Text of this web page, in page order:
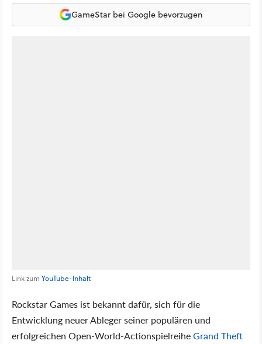
GameStar bei Google bevorzugen
Link zum YouTube-Inhalt
Rockstar Games ist bekannt dafür, sich für die
Entwicklung neuer Ableger seiner populären und
erfolgreichen Open-World-ActionspielreiheGrand Theft